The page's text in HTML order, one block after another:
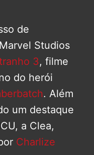
de
Studios
3, filme
do herói
. Além
um destaque
a Clea,
Charlize